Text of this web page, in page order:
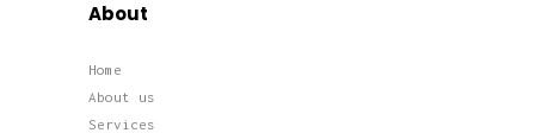
About
Home
About us
Services